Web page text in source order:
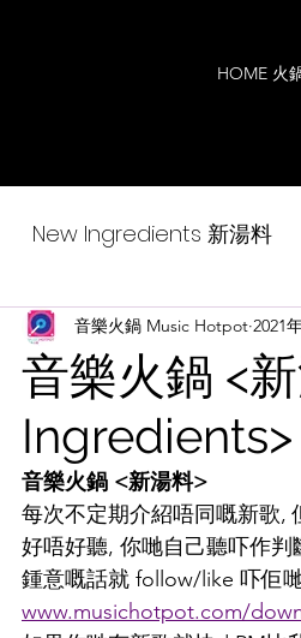
HOME 火
New Ingredients 新湯料
悅•與•歌
音樂火鍋 <
Ingredients>
音樂火鍋 Music Hotpot 2021
音樂火鍋 <新湯料>
每次不定期介紹唔同嘅新歌,
好唔好聽, 你哋自己聽吓作
鍾意嘅話就 follow/like 吓佢
www.musichotpot.com/